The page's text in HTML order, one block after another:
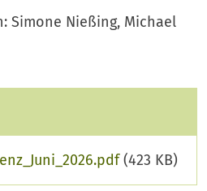
Simone Nießing, Michael
(423 KB)